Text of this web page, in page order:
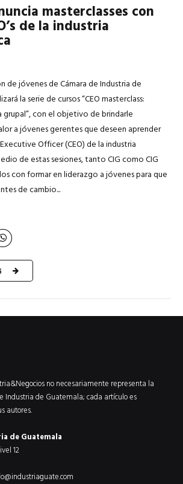
masterclasses con
de la industria
de jóvenes de Cámara de Industria de
la serie de cursos “CEO masterclass:
grupal”, con el objetivo de brindarle
a jóvenes gerentes que deseen aprender
Officer (CEO) de la industria
de estas sesiones, tanto CIG como CIG
con formar en liderazgo a jóvenes para que
de cambio...
no necesariamente representa la
Industria de Guatemala; cada artículo es
autores.
de Guatemala
12